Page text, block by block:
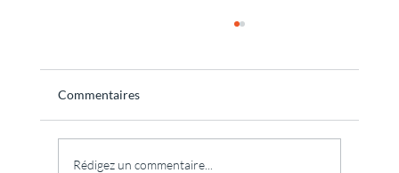
Commentaires
Rédigez un commentaire...